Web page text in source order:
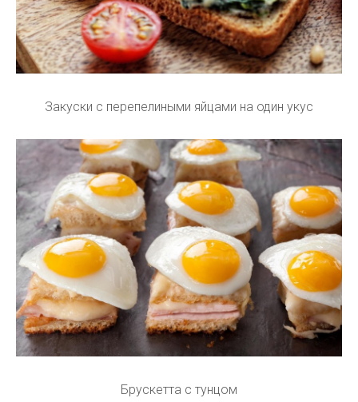
Закуски с перепелиными яйцами на один укус
Брускетта с тунцом